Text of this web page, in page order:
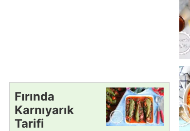
Fırında
Karnıyarık
Tarifi